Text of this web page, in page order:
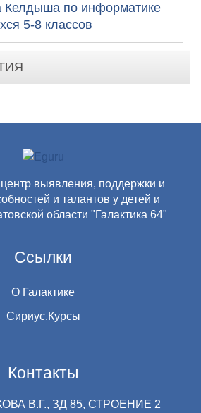
Келдыша по информатике
5-8 классов
выявления, поддержки и
и талантов у детей и
области "Галактика 64"
Ссылки
О Галактике
Сириус.Курсы
Контакты
В.Г., ЗД 85, СТРОЕНИЕ 2